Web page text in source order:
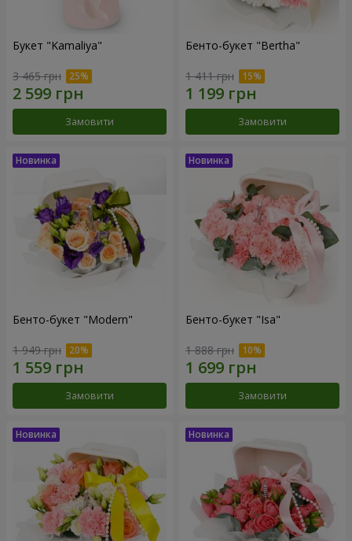
Букет "Kamaliya"
3 465 грн
Замовити
Бенто-букет "Bertha"
1 411 грн
Замовити
Бенто-букет "Modern"
1 949 грн
Замовити
Бенто-букет "Isa"
1 888 грн
Замовити